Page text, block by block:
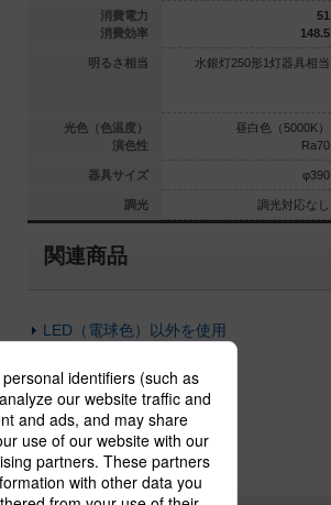
消費電力
消費効率
明るさ相当
光色（色温度）
演色性
器具サイズ
調光
95.9
82.3
形1灯器具相当／水
電球色（3000K）
100×595
51
148.5
水銀灯250形1灯器具相当
昼白色（5000K）
Ra70
φ390
調光対応なし
関連商品
LED（電球色）以外を使用